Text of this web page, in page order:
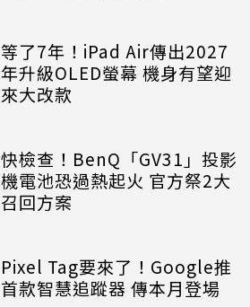
等了7年！iPad Air傳出2027
年升級OLED螢幕 機身有望迎
來大改款
快檢查！BenQ「GV31」投影
機電池恐過熱起火 官方祭2大
召回方案
Pixel Tag要來了！Google推
首款智慧追蹤器 傳本月登場